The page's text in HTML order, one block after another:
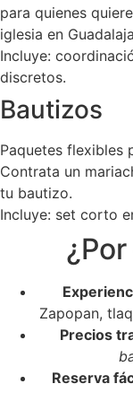
para quienes
iglesia en
Incluye:
discretos.
Bautizos
Paquetes flexibles
Contrata un
tu bautizo.
Incluye: set corto
Zapopan,
Precios
Reserva